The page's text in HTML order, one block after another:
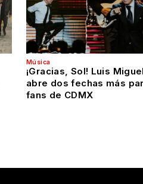
Música
¡Gracias, Sol! Luis
abre dos fechas más
fans de CDMX